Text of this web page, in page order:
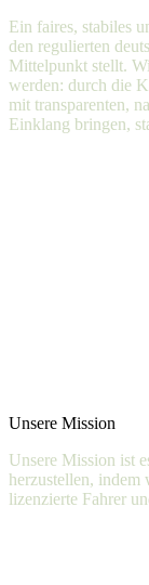
Ein faires, stabiles
den regulierten
Mittelpunkt stellt.
werden: durch die
mit transparenten,
Einklang bringen,
Unsere Mission
Unsere Mission ist
herzustellen, indem
lizenzierte Fahrer